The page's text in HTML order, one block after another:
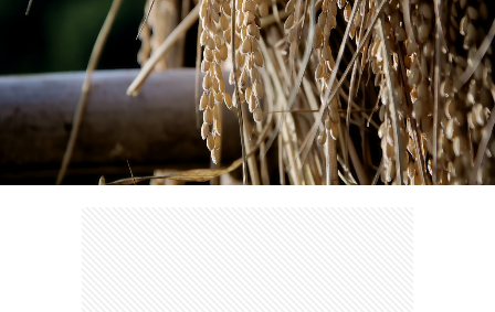
ト
散
歩
の
ブ
ロ